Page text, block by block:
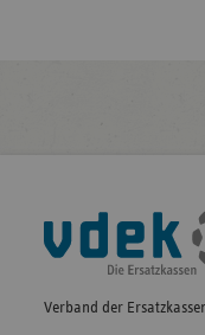
Fußleisten-
Navigation
Verband der